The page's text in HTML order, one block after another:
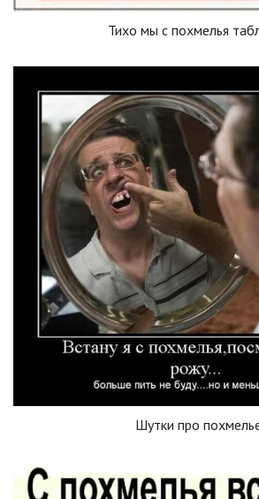
Тихо мы с похмелья
Шутки про